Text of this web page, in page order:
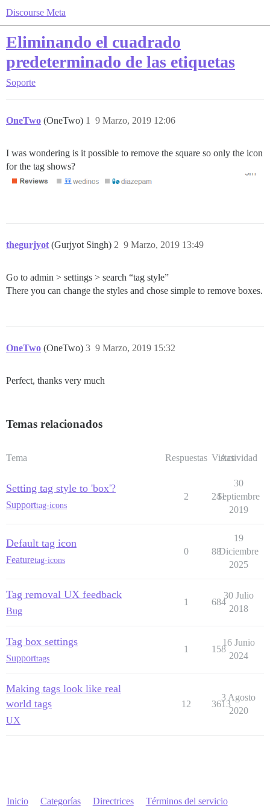
Discourse Meta
Eliminando el cuadrado
predeterminado de las etiquetas
Soporte
OneTwo (OneTwo) 9 Marzo, 2019 12:06
1
I was wondering is it possible to remove the square so only the icon
for the tag shows?
thegurjyot (Gurjyot Singh) 9 Marzo, 2019 13:49
2
Go to admin > settings > search “tag style”
There you can change the styles and chose simple to remove boxes.
OneTwo (OneTwo) 9 Marzo, 2019 15:32
3
Perfect, thanks very much
Temas relacionados
Tema Respuestas Vistas
Actividad
Setting tag style to 'box'?
Supporttag-icons
2 241
30
Septiembre
2019
Default tag icon
Featuretag-icons
0 88
19
Diciembre
2025
Tag removal UX feedback
Bug
1 684
30 Julio
2018
Tag box settings
Supporttags
1 158
16 Junio
2024
Making tags look like real
world tags
UX
12 3613
3 Agosto
2020
Inicio Categorías Directrices Términos del servicio